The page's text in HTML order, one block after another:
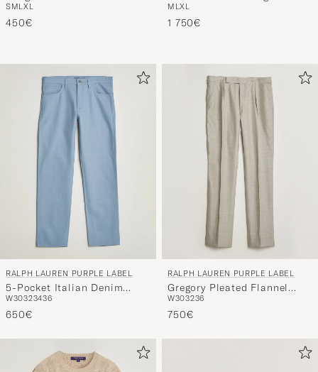
Blue Horizon
SMLXL
450€
Racing Navy
M LXL
1 750€
RALPH LAUREN PURPLE LABEL
5-Pocket Italian Denim
Pants Winward Blue
W30323436
650€
RALPH LAUREN PURPLE LABEL
Gregory Pleated Flannel
Trousers Pearl Grey
W303236
750€